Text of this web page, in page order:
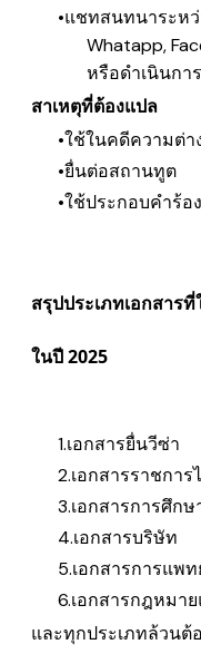
แชทสนทนาระหว่
Whatapp,
หรือดำเนินกา
สาเหตุที่ต้องแปล
ใช้ในคดีความต่า
ยื่นต่อสถานทูต
ใช้ประกอบคำร้อ
สรุปประเภทเอกสาร
ในปี 2025
เอกสารยื่นวีซ่า
เอกสารราชการ
เอกสารการศึกษ
เอกสารบริษัท
เอกสารการแพท
เอกสารกฎหมา
และทุกประเภทล้วนต้